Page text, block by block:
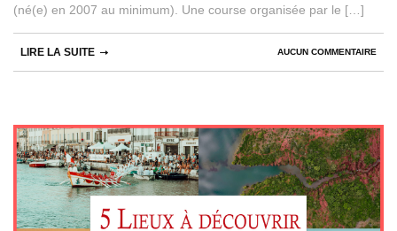
(né(e) en 2007 au minimum). Une course organisée par le […]
AUCUN COMMENTAIRE
LIRE LA SUITE